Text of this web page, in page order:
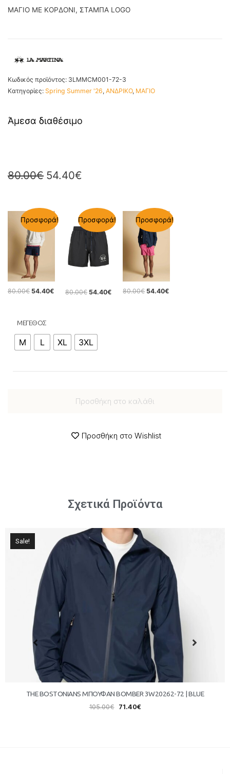
ΜΑΓΙΟ ME ΚΟΡΔΟΝΙ, ΣΤΑΜΠΑ LOGO
Κωδικός προϊόντος: 3LMMCM001-72-3
Κατηγορίες: Spring Summer '26, ΑΝΔΡΙΚΟ, ΜΑΓΙΟ
Άμεσα διαθέσιμο
80.00€ 54.40€
Προσφορά!
80.00€ 54.40€
Προσφορά!
80.00€ 54.40€
Προσφορά!
80.00€ 54.40€
ΜΕΓΕΘΟΣ
M L XL 3XL
Προσθήκη στο καλάθι
Προσθήκη στο Wishlist
Σχετικά Προϊόντα
Sale!
THE BOSTONIANS ΜΠΟΥΦΑΝ BOMBER 3W20262-72 | BLUE
105.00€ 71.40€